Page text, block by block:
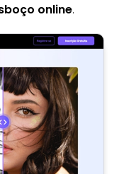
online.